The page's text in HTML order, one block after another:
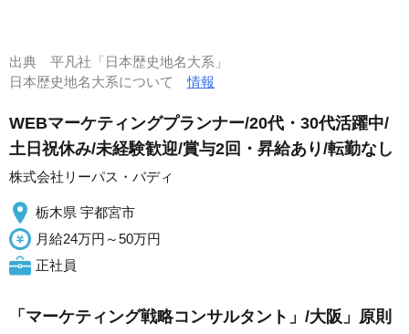
出典 平凡社「日本歴史地名大系」
日本歴史地名大系について情報
WEBマーケティングプランナー/20代・30代活躍中/
土日祝休み/未経験歓迎/賞与2回・昇給あり/転勤なし
株式会社リーパス・バディ
栃木県 宇都宮市
月給24万円～50万円
正社員
「マーケティング戦略コンサルタント」/大阪」原則